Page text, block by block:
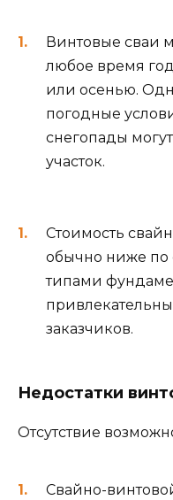
Винтовые сваи
любое время
или осенью.
погодные
снегопады
участок.
Стоимость
обычно ниже по
типами
заказчиков.
Недостатки
Отсутствие
Свайно-